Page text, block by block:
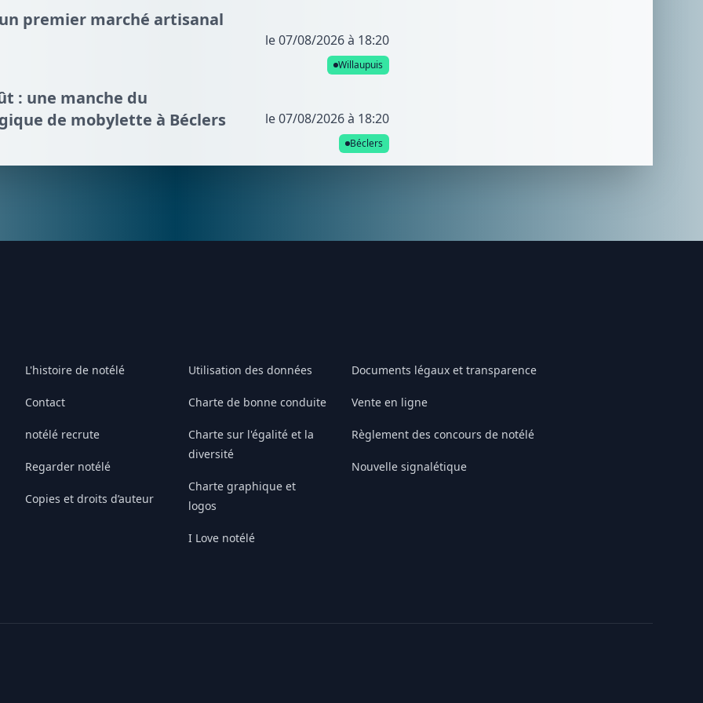
premier marché artisanal
le 07/08/2026 à 18:20
Willaupuis
: une manche du
de mobylette à Béclers
le 07/08/2026 à 18:20
Béclers
L'histoire de notélé
Contact
notélé recrute
Regarder notélé
Copies et droits d’auteur
Utilisation des données
Charte de bonne conduite
Charte sur l'égalité et la
diversité
Charte graphique et
logos
I Love notélé
Documents légaux et transparence
Vente en ligne
Règlement des concours de notélé
Nouvelle signalétique